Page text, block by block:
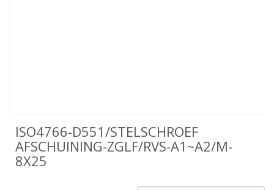
ISO4766-D551/STELSCHROEF
AFSCHUINING-ZGLF/RVS-A1~A2/M-
8X25